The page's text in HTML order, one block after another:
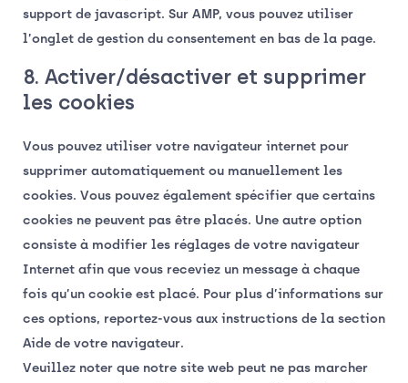
support de javascript. Sur AMP, vous pouvez utiliser
l’onglet de gestion du consentement en bas de la page.
8. Activer/désactiver et supprimer
les cookies
Vous pouvez utiliser votre navigateur internet pour
supprimer automatiquement ou manuellement les
cookies. Vous pouvez également spécifier que certains
cookies ne peuvent pas être placés. Une autre option
consiste à modifier les réglages de votre navigateur
Internet afin que vous receviez un message à chaque
fois qu’un cookie est placé. Pour plus d’informations sur
ces options, reportez-vous aux instructions de la section
Aide de votre navigateur.
Veuillez noter que notre site web peut ne pas marcher